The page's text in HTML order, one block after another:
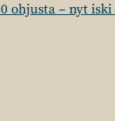
ohjusta – nyt